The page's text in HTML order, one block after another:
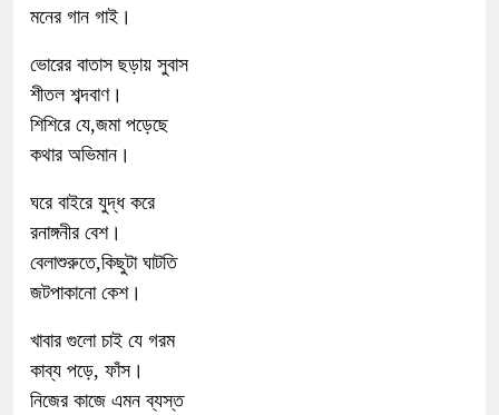
মনের গান গাই।
ভোরের বাতাস ছড়ায় সুবাস
শীতল শব্দবাণ।
শিশিরে যে,জমা পড়েছে
কথার অভিমান।
ঘরে বাইরে যুদ্ধ করে
রনাঙ্গনীর বেশ।
বেলাশুরুতে,কিছুটা ঘাটতি
জটপাকানো কেশ।
খাবার গুলো চাই যে গরম
কাব্য পড়ে, ফাঁস।
নিজের কাজে এমন ব্যস্ত